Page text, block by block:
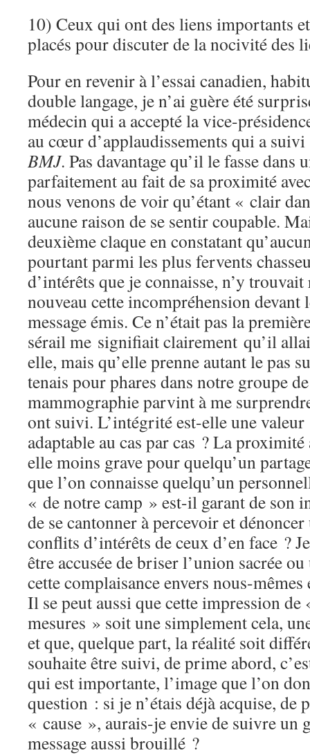
10) Ceux qui ont des liens importants
placés pour discuter de la nocivité des
Pour en revenir à l’essai canadien,
double langage, je n’ai guère été
médecin qui a accepté la vice-
au cœur d’applaudissements qui a
BMJ. Pas davantage qu’il le fasse dans
parfaitement au fait de sa proximité
nous venons de voir qu’étant « clair
aucune raison de se sentir coupable.
deuxième claque en constatant
pourtant parmi les plus fervents
d’intérêts que je connaisse, n’y
nouveau cette incompréhension devant
message émis. Ce n’était pas la
sérail me signifiait clairement qu’il
elle, mais qu’elle prenne autant le pas
tenais pour phares dans notre groupe
mammographie parvint à me
ont suivi. L’intégrité est-elle une
adaptable au cas par cas ? La
elle moins grave pour quelqu’un
que l’on connaisse quelqu’un
« de notre camp » est-il garant de son
de se cantonner à percevoir et
conflits d’intérêts de ceux d’en face ?
être accusée de briser l’union sacrée
cette complaisance envers nous-
Il se peut aussi que cette impression
mesures » soit une simplement cela,
et que, quelque part, la réalité soit
souhaite être suivi, de prime abord,
qui est importante, l’image que l’on
question : si je n’étais déjà acquise, de
« cause », aurais-je envie de suivre un
message aussi brouillé ?